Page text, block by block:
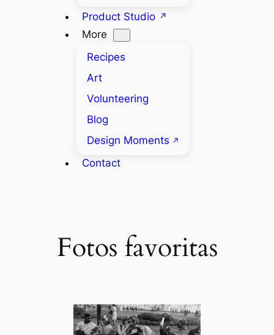
Product Studio
More
Recipes
Art
Volunteering
Blog
Design Moments
Contact
Fotos favoritas